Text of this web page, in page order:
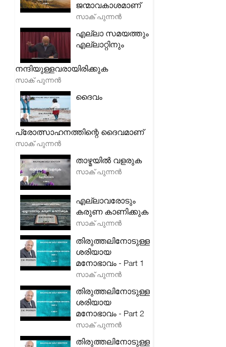
ജന്മാവകാശമാണ്
സാക് പുന്നൻ
എല്ലാ സമയത്തും
എല്ലാറ്റിനും
നന്ദിയുള്ളവരായിരിക്കുക
സാക് പുന്നൻ
ദൈവം
പ്രോത്സാഹനത്തിന്റെ ദൈവമാണ്
സാക് പുന്നൻ
താഴ്മയിൽ വളരുക
സാക് പുന്നൻ
എല്ലാവരോടും
കരുണ കാണിക്കുക
സാക് പുന്നൻ
തിരുത്തലിനോടുള്ള
ശരിയായ
മനോഭാവം - Part 1
സാക് പുന്നൻ
തിരുത്തലിനോടുള്ള
ശരിയായ
മനോഭാവം - Part 2
സാക് പുന്നൻ
തിരുത്തലിനോടുള്ള